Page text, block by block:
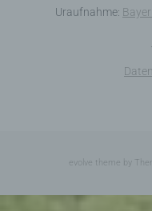
Uraufnahme:
evolve theme by
der
Verantwortlichen